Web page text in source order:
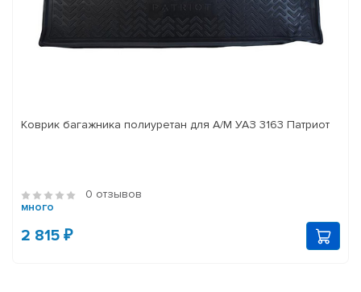
Коврик багажника полиуретан для А/М УАЗ 3163 Патриот
0 отзывов
много
2 815 ₽